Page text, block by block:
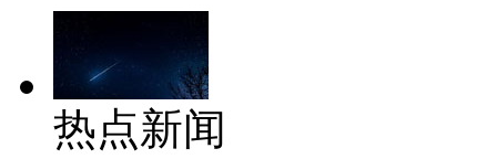
热点新闻